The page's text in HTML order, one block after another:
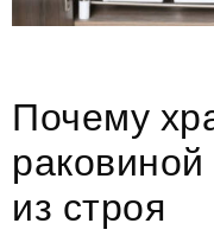
Почему
из строя